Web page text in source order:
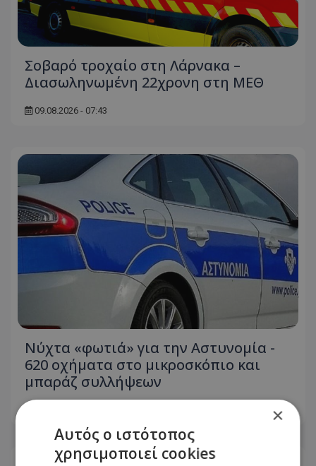
Σοβαρό τροχαίο στη Λάρνακα –
Διασωληνωμένη 22χρονη στη ΜΕΘ
09.08.2026 - 07:43
Νύχτα «φωτιά» για την Αστυνομία -
620 οχήματα στο μικροσκόπιο και
μπαράζ συλλήψεων
×
Αυτός ο ιστότοπος
χρησιμοποιεί cookies